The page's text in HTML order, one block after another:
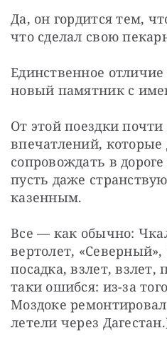
Да, он гордится тем,
что сделал свою
Единственное
новый памятник с
От этой поездки
впечатлений,
сопровождать в
пусть даже
казенным.
Все — как обычно:
вертолет, «Северный»,
посадка, взлет, взлет,
таки ошибся: из-за
Моздоке
летели через